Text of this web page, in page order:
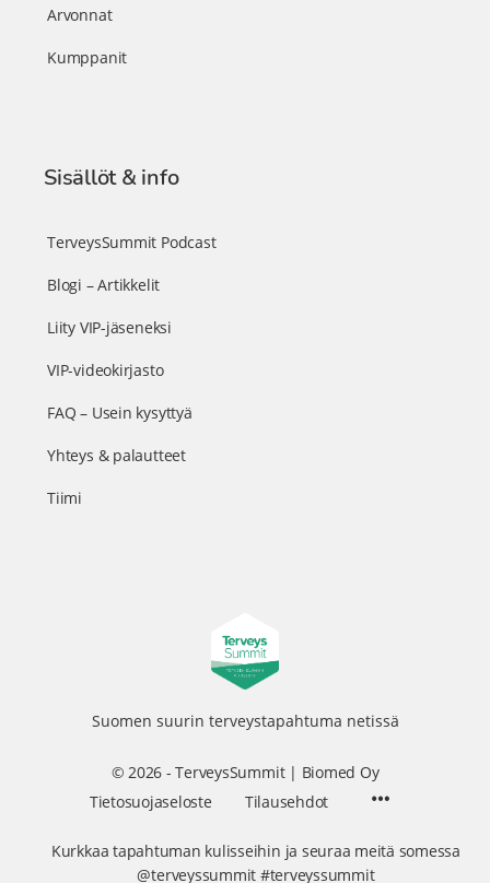
Arvonnat
Kumppanit
Sisällöt & info
TerveysSummit Podcast
Blogi – Artikkelit
Liity VIP-jäseneksi
VIP-videokirjasto
FAQ – Usein kysyttyä
Yhteys & palautteet
Tiimi
Suomen suurin terveystapahtuma netissä
© 2026 - TerveysSummit | Biomed Oy
Tietosuojaseloste
Tilausehdot
Kurkkaa tapahtuman kulisseihin ja seuraa meitä somessa
@terveyssummit #terveyssummit